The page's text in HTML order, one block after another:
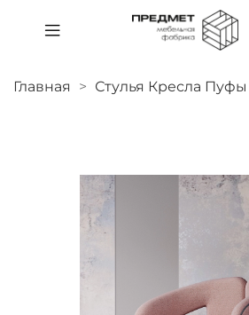
Главная Стулья Кресла Пуфы